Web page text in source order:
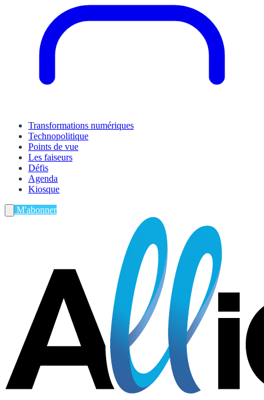
Transformations numériques
Technopolitique
Points de vue
Les faiseurs
Défis
Agenda
Kiosque
M'abonner